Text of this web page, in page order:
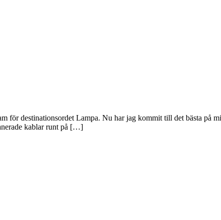
för destinationsordet Lampa. Nu har jag kommit till det bästa på
kablar runt på […]